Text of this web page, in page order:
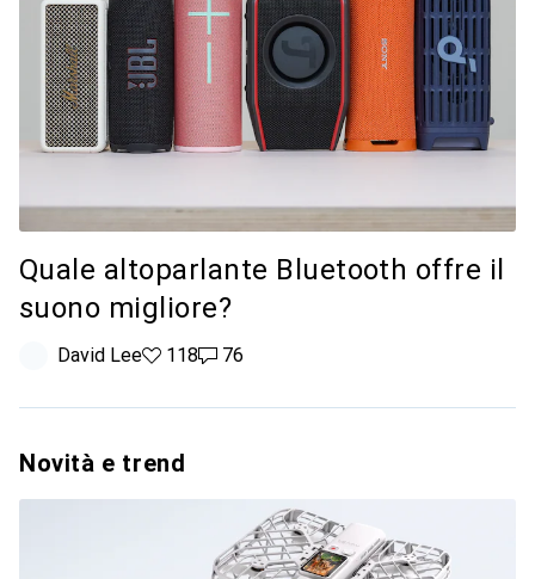
Quale altoparlante Bluetooth offre il
suono migliore?
David Lee118 like
11876 commenti
76
Novità e trend